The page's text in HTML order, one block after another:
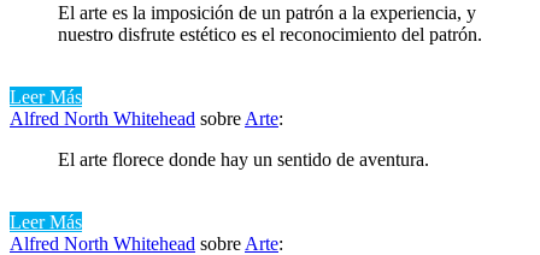
El arte es la imposición de un patrón a la experiencia, y
nuestro disfrute estético es el reconocimiento del patrón.
Leer Más
Alfred North Whitehead sobre Arte:
El arte florece donde hay un sentido de aventura.
Leer Más
Alfred North Whitehead sobre Arte: